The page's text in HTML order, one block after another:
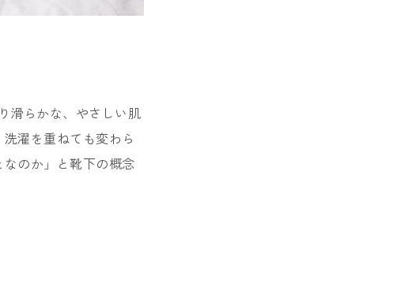
滑らかな、やさしい肌
濯を重ねても変わら
のか」と靴下の概念